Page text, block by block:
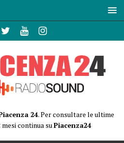
24. Per consultare le ultime
continua suPiacenza24